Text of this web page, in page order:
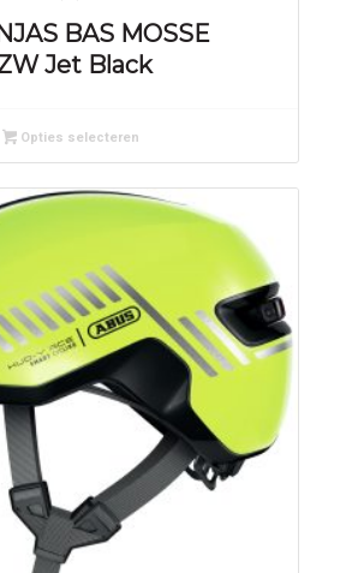
BAS MOSSE
Jet Black
Opties selecteren